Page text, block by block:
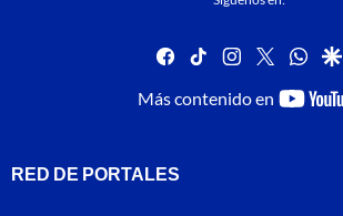
facebook
tiktok instagram
twitter
Más contenido en
RED DE PORTALES